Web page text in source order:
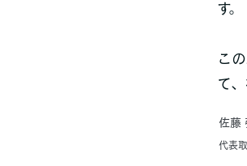
す。
こ
て
佐藤
代表